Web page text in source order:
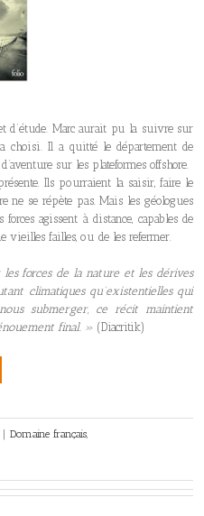
d’étude. Marc aurait pu la suivre sur
choisi. Il a quitté le département de
sur les plateformes offshore.
Ils pourraient la saisir, faire le
ne se répète pas. Mais les géologues
agissent à distance, capables de
vieilles failles, ou de les refermer.
forces de la nature et les dérives
climatiques qu’existentielles qui
submerger, ce récit maintient
final. » (Diacritik)
Domaine français,